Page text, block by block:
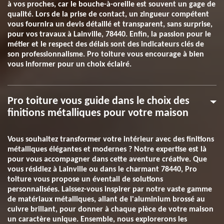
à vos proches, car le bouche-à-oreille est souvent un gage de
qualité. Lors de la prise de contact, un zingueur compétent
vous fournira un devis détaillé et transparent, sans surprise,
pour vos travaux à Lainville, 78440. Enfin, la passion pour le
métier et le respect des délais sont des indicateurs clés de
son professionnalisme. Pro toiture vous encourage à bien
vous informer pour un choix éclairé.
Pro toiture vous guide dans le choix des
finitions métalliques pour votre maison
Vous souhaitez transformer votre intérieur avec des finitions
métalliques élégantes et modernes ? Notre expertise est là
pour vous accompagner dans cette aventure créative. Que
vous résidiez à Lainville ou dans le charmant 78440, Pro
toiture vous propose un éventail de solutions
personnalisées. Laissez-vous inspirer par notre vaste gamme
de matériaux métalliques, allant de l'aluminium brossé au
cuivre brillant, pour donner à chaque pièce de votre maison
un caractère unique. Ensemble, nous explorerons les